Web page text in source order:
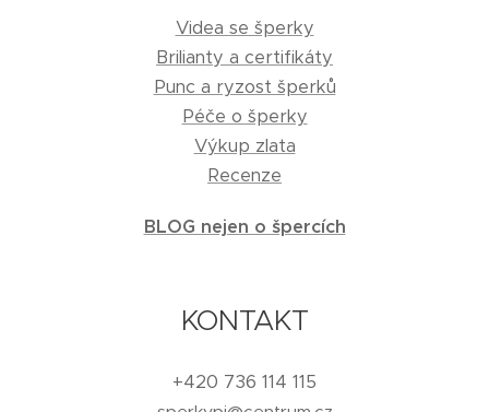
Videa se šperky
Brilianty a certifikáty
Punc a ryzost šperků
Péče o šperky
Výkup zlata
Recenze
BLOG nejen o špercích
KONTAKT
+420 736 114 115